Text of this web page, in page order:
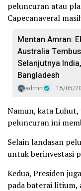
peluncuran atau
Capecanaveral
Mentan Amran:
Australia
Selanjutnya
Bangladesh
admin 15/05/
Namun, kata Luhut,
peluncuran ini
Selain landasan
untuk berinvestasi
Kedua, Presiden
pada baterai